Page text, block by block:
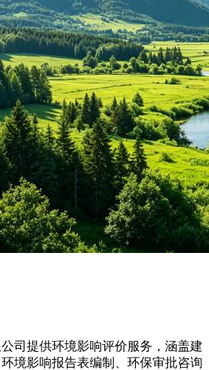
司提供环境影响评价服务，涵盖建
境影响报告表编制、环保审批咨询